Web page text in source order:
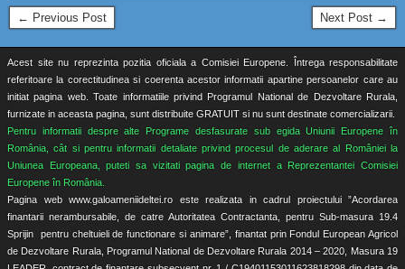
← Previous Post Next Post →
Acest site nu reprezinta pozitia oficiala a Comisiei Europene. Întrega responsabilitate
referitoare la corectitudinea si coerenta acestor informatii apartine persoanelor care au
initiat pagina web. Toate informatiile privind Programul National de Dezvoltare Rurala,
furnizate in aceasta pagina, sunt distribuite GRATUIT si nu sunt destinate comercializarii.
Pentru informatii despre alte Programe desfasurate sub egida Uniunii Europene în
România, cât si pentru informatii detaliate privind procesul de aderare al României la
Uniunea Europeana, puteti sa vizitati pagina de internet a Reprezentantei Comisiei
Europene în România.
Pagina web www.galoameniideltei.ro este realizata in cadrul proiectului ”Acordarea
finantarii nerambursabile, de catre Autoritatea Contractanta, pentru Sub-masura 19.4
Sprijin pentru cheltuieli de functionare si animare”, finantat prin Fondul European Agricol
de Dezvoltare Rurala, Programul National de Dezvoltare Rurala 2014 – 2020, Masura 19